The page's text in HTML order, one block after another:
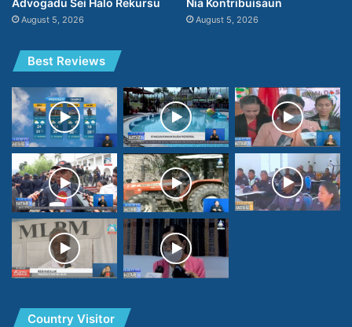
Advogadu Sei Halo Rekursu
August 5, 2026
Nia Kontribuisaun
August 5, 2026
Best Reviews
Country Visitor